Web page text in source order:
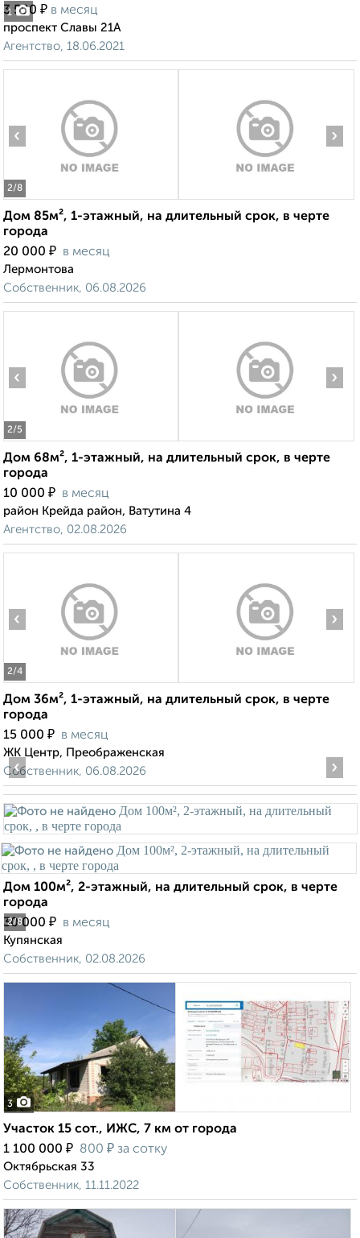
1
3 500 ₽ в месяц
проспект Славы 21А
Агентство, 18.06.2021
2/8
‹ ›
Дом 85м², 1-этажный, на длительный срок, в черте
города
20 000 ₽ в месяц
Лермонтова
Собственник, 06.08.2026
2/5
‹ ›
Дом 68м², 1-этажный, на длительный срок, в черте
города
10 000 ₽ в месяц
район Крейда район, Ватутина 4
Агентство, 02.08.2026
2/4
‹ ›
Дом 36м², 1-этажный, на длительный срок, в черте
города
15 000 ₽ в месяц
ЖК Центр, Преображенская
Собственник, 06.08.2026
2/8
‹ ›
Дом 100м², 2-этажный, на длительный срок, в черте
города
30 000 ₽ в месяц
Купянская
Собственник, 02.08.2026
3
Участок 15 сот., ИЖС, 7 км от города
1 100 000 ₽ 800 ₽ за сотку
Октябрьская 33
Собственник, 11.11.2022